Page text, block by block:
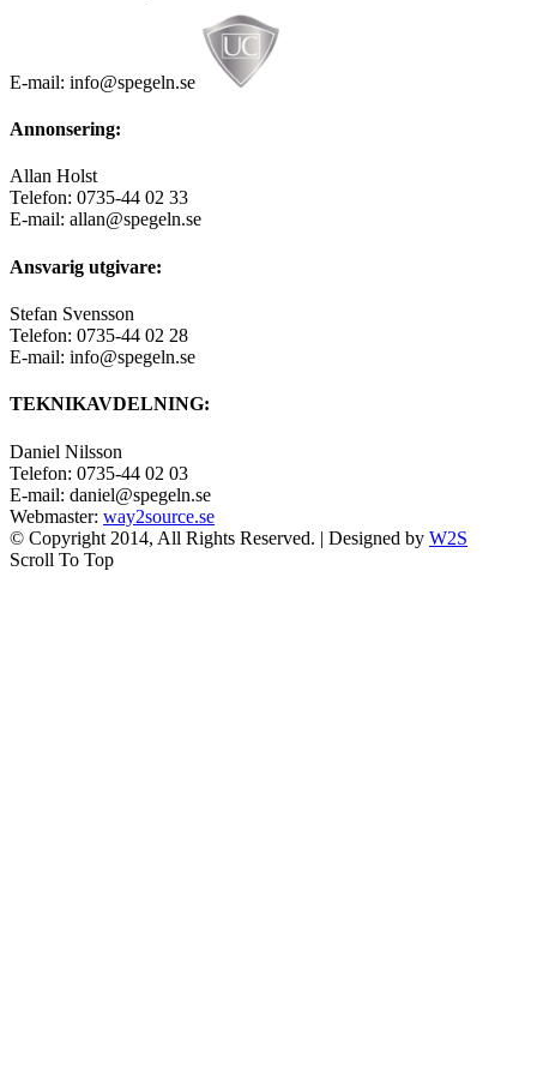
E-mail: info@spegeln.se
Annonsering:
Allan Holst
Telefon: 0735-44 02 33
E-mail: allan@spegeln.se
Ansvarig utgivare:
Stefan Svensson
Telefon: 0735-44 02 28
E-mail: info@spegeln.se
TEKNIKAVDELNING:
Daniel Nilsson
Telefon: 0735-44 02 03
E-mail: daniel@spegeln.se
Webmaster: way2source.se
© Copyright 2014, All Rights Reserved. | Designed by W2S
Scroll To Top